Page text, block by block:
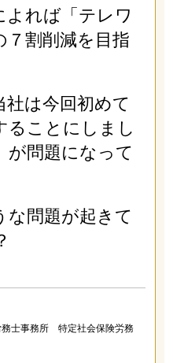
よれば「テレワ
７割削減を目指
社は今回初めて
ることにしまし
が問題になって
な問題が起きて
務士事務所 特定社会保険労務